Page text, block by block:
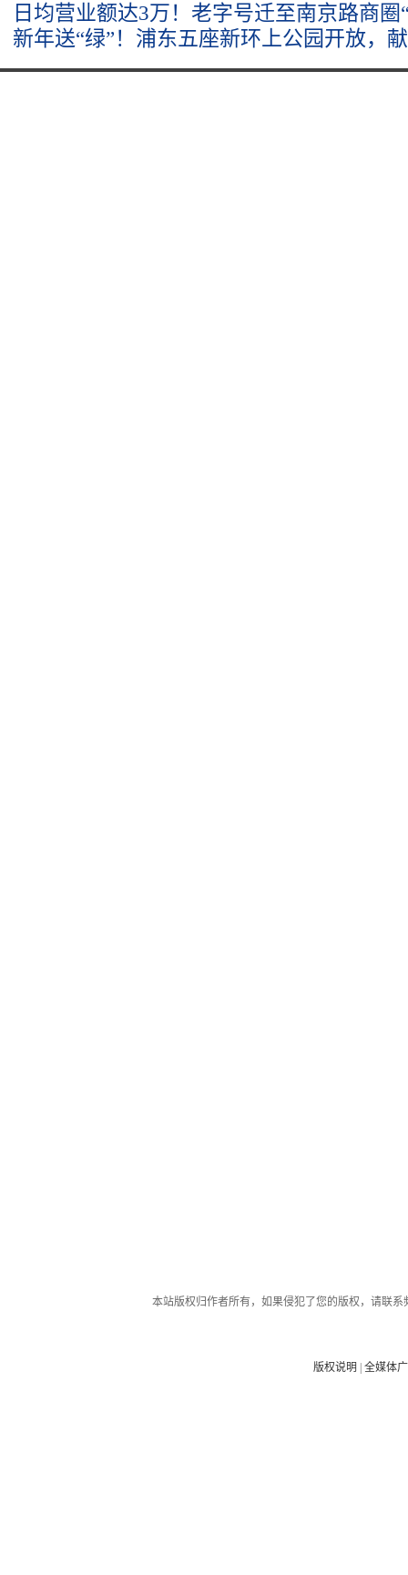
日均营业额达3万！老字号迁至南京路商圈
新年送“绿”！浦东五座新环上公园开放，
本站版权归作者所有，如果侵犯了您的版权，请联
版权说明 |全媒体